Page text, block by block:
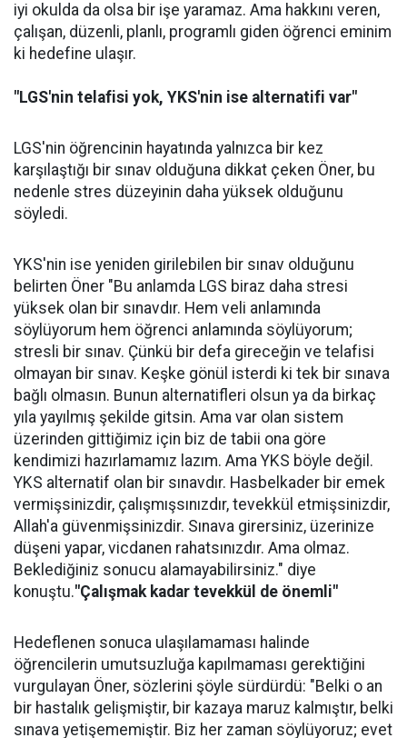
iyi okulda da olsa bir işe yaramaz. Ama hakkını veren,
çalışan, düzenli, planlı, programlı giden öğrenci eminim
ki hedefine ulaşır.
"LGS'nin telafisi yok, YKS'nin ise alternatifi var"
LGS'nin öğrencinin hayatında yalnızca bir kez
karşılaştığı bir sınav olduğuna dikkat çeken Öner, bu
nedenle stres düzeyinin daha yüksek olduğunu
söyledi.
YKS'nin ise yeniden girilebilen bir sınav olduğunu
belirten Öner "Bu anlamda LGS biraz daha stresi
yüksek olan bir sınavdır. Hem veli anlamında
söylüyorum hem öğrenci anlamında söylüyorum;
stresli bir sınav. Çünkü bir defa gireceğin ve telafisi
olmayan bir sınav. Keşke gönül isterdi ki tek bir sınava
bağlı olmasın. Bunun alternatifleri olsun ya da birkaç
yıla yayılmış şekilde gitsin. Ama var olan sistem
üzerinden gittiğimiz için biz de tabii ona göre
kendimizi hazırlamamız lazım. Ama YKS böyle değil.
YKS alternatif olan bir sınavdır. Hasbelkader bir emek
vermişsinizdir, çalışmışsınızdır, tevekkül etmişsinizdir,
Allah'a güvenmişsinizdir. Sınava girersiniz, üzerinize
düşeni yapar, vicdanen rahatsınızdır. Ama olmaz.
Beklediğiniz sonucu alamayabilirsiniz." diye
konuştu."Çalışmak kadar tevekkül de önemli"
Hedeflenen sonuca ulaşılamaması halinde
öğrencilerin umutsuzluğa kapılmaması gerektiğini
vurgulayan Öner, sözlerini şöyle sürdürdü: "Belki o an
bir hastalık gelişmiştir, bir kazaya maruz kalmıştır, belki
sınava yetişememiştir. Biz her zaman söylüyoruz; evet